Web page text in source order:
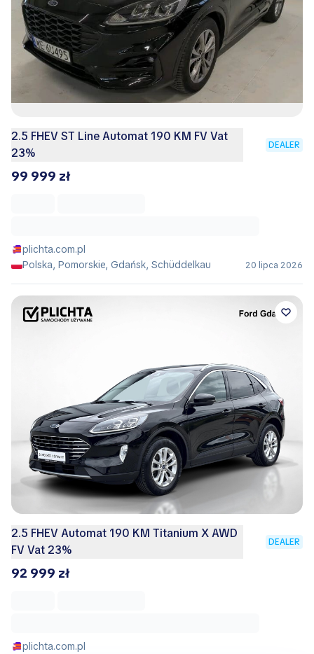
2.5 FHEV ST Line Automat 190 KM FV Vat
23%
DEALER
99 999 zł
plichta.com.pl
Polska, Pomorskie, Gdańsk, Schüddelkau
20 lipca 2026
2.5 FHEV Automat 190 KM Titanium X AWD
FV Vat 23%
DEALER
92 999 zł
plichta.com.pl